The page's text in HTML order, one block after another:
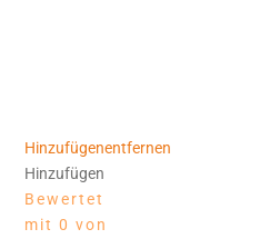
Hinzufügenentfernen
Hinzufügen
Bewertet
mit 0 von